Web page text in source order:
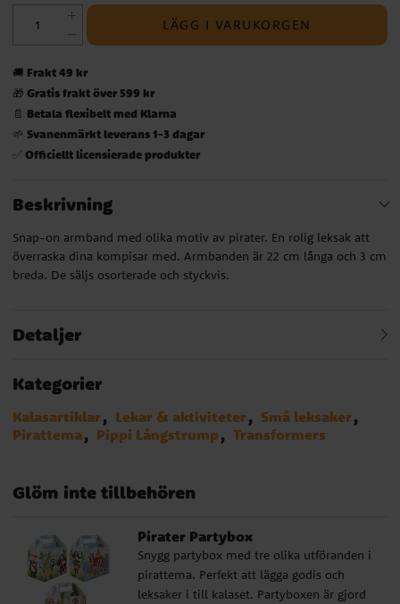
LÄGG I VARUKORGEN
🚚 Frakt 49 kr
🎁 Gratis frakt över 599 kr
📄 Betala flexibelt med Klarna
🌱 Svanenmärkt leverans 1-3 dagar
✅ Officiellt licensierade produkter
Beskrivning
Snap-on armband med olika motiv av pirater. En rolig leksak att
överraska dina kompisar med. Armbanden är 22 cm långa och 3 cm
breda. De säljs osorterade och styckvis.
Detaljer
Kategorier
Kalasartiklar Lekar & aktiviteter
Små leksaker
Pirattema
Pippi Långstrump Transformers
Glöm inte tillbehören
Pirater Partybox
Snygg partybox med tre olika utföranden i
pirattema. Perfekt att lägga godis och
leksaker i till kalaset. Partyboxen är gjord